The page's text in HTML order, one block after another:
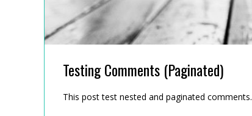
T
E Testing Comments (Paginated)
2015-
This post test nested and paginated comments.